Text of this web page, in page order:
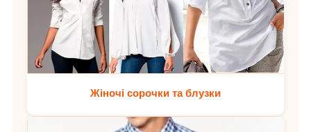
Жіночі сорочки та блузки